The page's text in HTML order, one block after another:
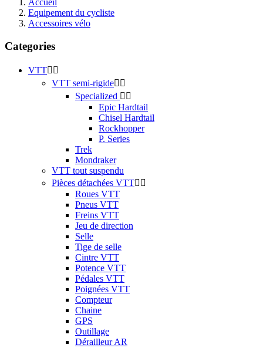
Accueil
Equipement du cycliste
Accessoires vélo
Categories
VTT 
VTT semi-rigide 
Specialized  
Epic Hardtail
Chisel Hardtail
Rockhopper
P. Series
Trek
Mondraker
VTT tout suspendu
Pièces détachées VTT 
Roues VTT
Pneus VTT
Freins VTT
Jeu de direction
Selle
Tige de selle
Cintre VTT
Potence VTT
Pédales VTT
Poignées VTT
Compteur
Chaine
GPS
Outillage
Dérailleur AR